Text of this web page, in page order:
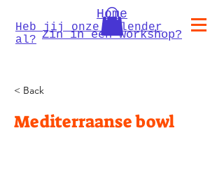
Heb jij onze kalender
al? Zin in een workshop?
Home
< Back
Mediterraanse bowl